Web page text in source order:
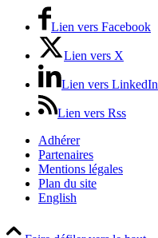
Lien vers Facebook
Lien vers X
Lien vers LinkedIn
Lien vers Rss
Adhérer
Partenaires
Mentions légales
Plan du site
English